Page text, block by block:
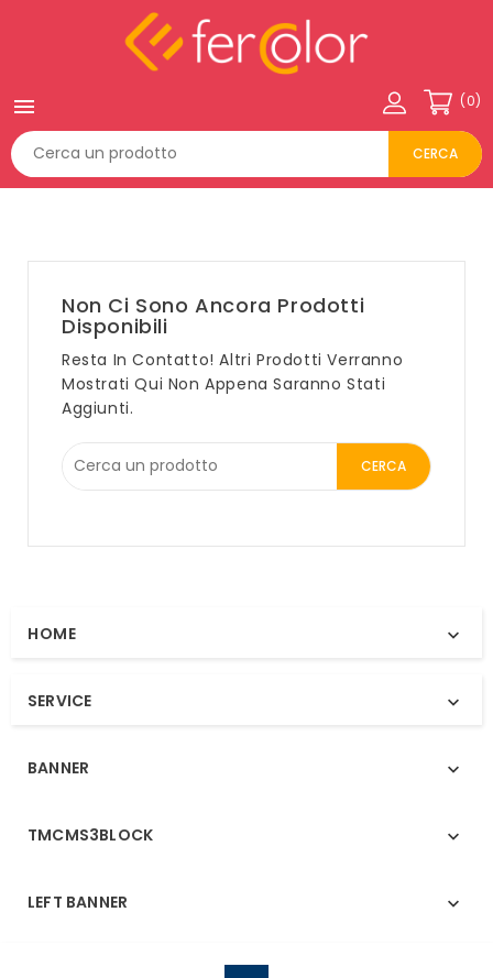
 (0)
CERCA
Non Ci Sono Ancora Prodotti
Disponibili
Resta In Contatto! Altri Prodotti Verranno
Mostrati Qui Non Appena Saranno Stati
Aggiunti.
CERCA
HOME 
SERVICE 
BANNER 
TMCMS3BLOCK 
LEFT BANNER 